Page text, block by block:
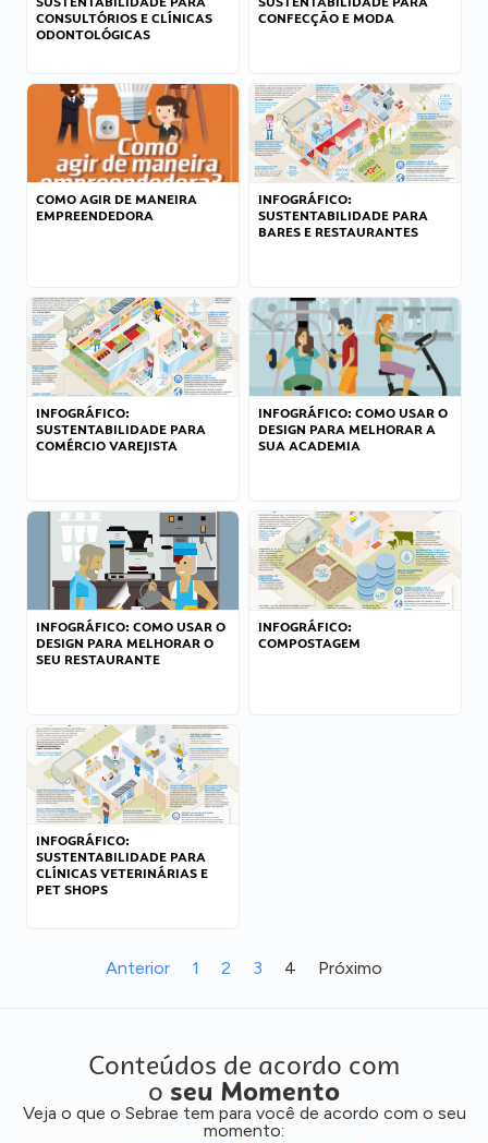
CONSULTÓRIOS E CLÍNICAS
ODONTOLÓGICAS
CONFECÇÃO E MODA
COMO AGIR DE MANEIRA
EMPREENDEDORA
INFOGRÁFICO:
SUSTENTABILIDADE PARA
BARES E RESTAURANTES
INFOGRÁFICO:
SUSTENTABILIDADE PARA
COMÉRCIO VAREJISTA
INFOGRÁFICO: COMO USAR O
DESIGN PARA MELHORAR A
SUA ACADEMIA
INFOGRÁFICO: COMO USAR O
DESIGN PARA MELHORAR O
SEU RESTAURANTE
INFOGRÁFICO:
COMPOSTAGEM
INFOGRÁFICO:
SUSTENTABILIDADE PARA
CLÍNICAS VETERINÁRIAS E
PET SHOPS
Anterior 1 2 3 4 Próximo
Conteúdos de acordo com
o seu Momento
Veja o que o Sebrae tem para você de acordo com o seu
momento: